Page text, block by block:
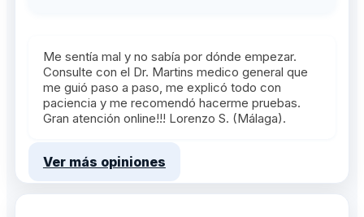
Me sentía mal y no sabía por dónde empezar.
Consulte con el Dr. Martins medico general que
me guió paso a paso, me explicó todo con
paciencia y me recomendó hacerme pruebas.
Gran atención online!!! Lorenzo S. (Málaga).
Ver más opiniones